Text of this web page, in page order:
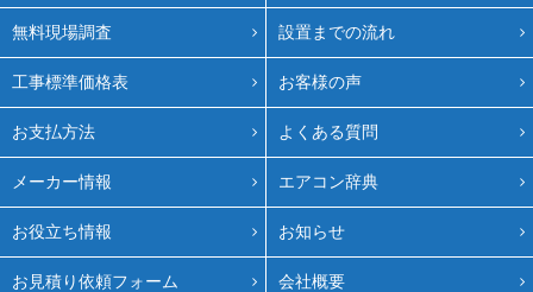
無料現場調査 設置までの流れ
工事標準価格表 お客様の声
お支払方法 よくある質問
メーカー情報 エアコン辞典
お役立ち情報 お知らせ
お見積り依頼フォーム 会社概要